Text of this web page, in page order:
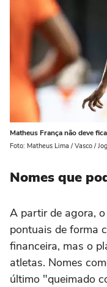
Matheus França não deve
Foto: Matheus Lima / Vasco /
Nomes que
A partir de agora,
pontuais de forma
financeira, mas o
atletas. Nomes
último "queimado